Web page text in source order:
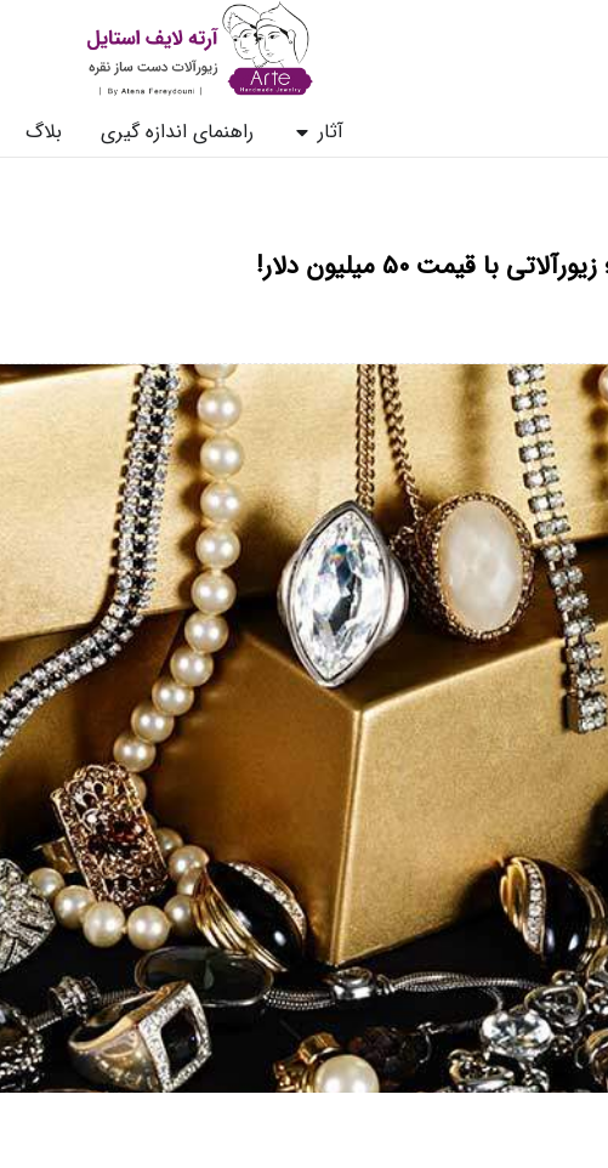
آثار راهنمای اندازه گیری بلاگ
با قیمت 50 میلیون دلار!